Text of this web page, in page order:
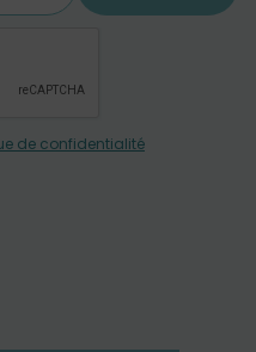
de confidentialité